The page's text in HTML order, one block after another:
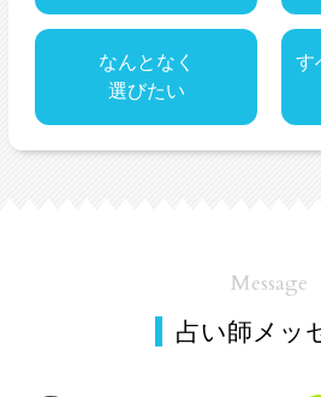
なんとなく
選びたい
す
Message
占い師メッ